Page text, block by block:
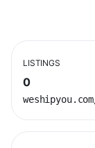
LISTINGS
0